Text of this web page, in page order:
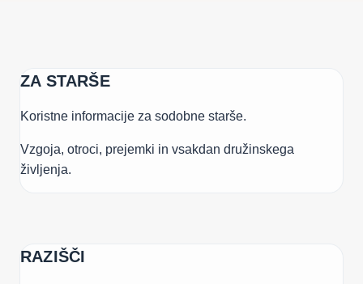
ZA STARŠE
Koristne informacije za sodobne starše.
Vzgoja, otroci, prejemki in vsakdan družinskega
življenja.
RAZIŠČI